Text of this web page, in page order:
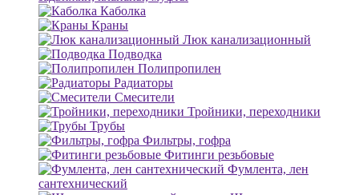
Каболка
Краны
Люк канализационный
Подводка
Полипропилен
Радиаторы
Смесители
Тройники, переходники
Трубы
Фильтры, гофра
Фитинги резьбовые
Фумлента, лен
сантехнический